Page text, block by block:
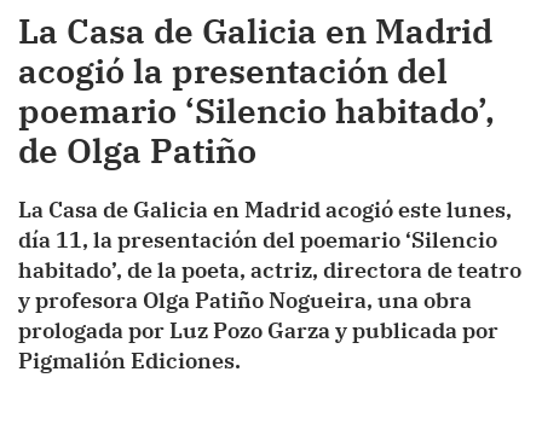
La Casa de Galicia en Madrid
acogió la presentación del
poemario ‘Silencio habitado’,
de Olga Patiño
La Casa de Galicia en Madrid acogió este lunes,
día 11, la presentación del poemario ‘Silencio
habitado’, de la poeta, actriz, directora de teatro
y profesora Olga Patiño Nogueira, una obra
prologada por Luz Pozo Garza y publicada por
Pigmalión Ediciones.